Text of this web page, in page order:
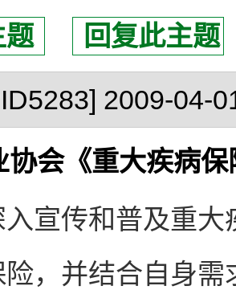
题 回复此主题
2009-04-
协会《重大疾病
传和普及重大
，并结合自身